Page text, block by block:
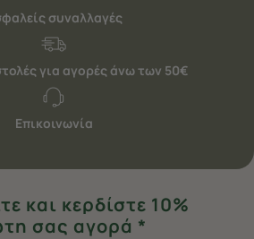
συναλλαγές
για αγορές άνω των 50€
Επικοινωνία
και κερδίστε 10%
σας αγορά *